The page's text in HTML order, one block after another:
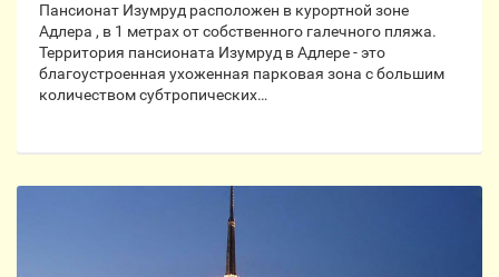
Пансионат Изумруд расположен в курортной зоне
Адлера , в 1 метрах от собственного галечного пляжа.
Территория пансионата Изумруд в Адлере - это
благоустроенная ухоженная парковая зона с большим
количеством субтропических…